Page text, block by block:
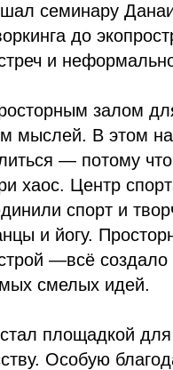
семинару
до
и
залом
мыслей. В этом
— потому что
хаос. Центр
спорт и
и йогу.
—всё создало
смелых идей.
площадкой
Особую